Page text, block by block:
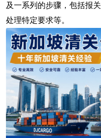
及一系列的步骤，包括报
处理特定要求等。